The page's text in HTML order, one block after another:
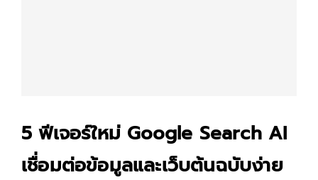
5 ฟีเจอร์ใหม่ Google Search AI
เชื่อมต่อข้อมูลและเว็บต้นฉบับง่าย